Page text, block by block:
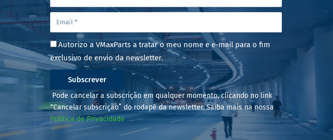
Autorizo a VMaxParts a tratar o meu nome e e-mail para o fim
exclusivo de envio da newsletter.
Subscrever
Pode cancelar a subscrição em qualquer momento, clicando no link
“Cancelar subscrição” do rodapé da newsletter. Saiba mais na nossa
Política de Privacidade